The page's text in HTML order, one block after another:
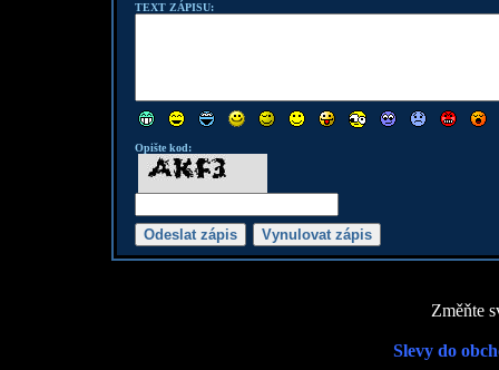
TEXT ZÁPISU:
Opište kod:
Změňte
Slevy do